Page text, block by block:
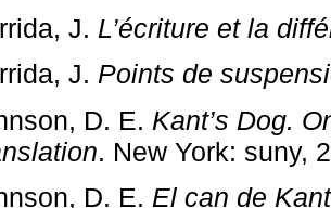
J. L’écriture et la
J. Points de
D. E. Kant’s Dog.
. New York: suny,
D. E. El can de Kant